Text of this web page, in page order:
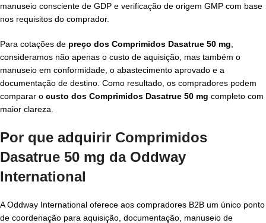
manuseio consciente de GDP e verificação de origem GMP com base
nos requisitos do comprador.
Para cotações de preço dos Comprimidos Dasatrue 50 mg
consideramos não apenas o custo de aquisição, mas também o
manuseio em conformidade, o abastecimento aprovado e a
documentação de destino. Como resultado, os compradores podem
comparar o custo dos Comprimidos Dasatrue 50 mg completo com
maior clareza.
Por que adquirir Comprimidos
Dasatrue 50 mg da Oddway
International
A Oddway International oferece aos compradores B2B um único ponto
de coordenação para aquisição, documentação, manuseio de